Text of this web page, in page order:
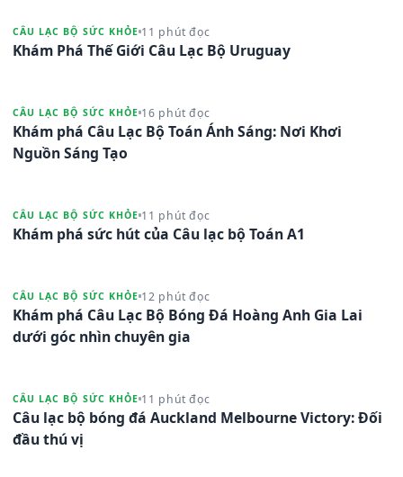
CÂU LẠC BỘ SỨC KHỎE 11 phút đọc
Khám Phá Thế Giới Câu Lạc Bộ Uruguay
CÂU LẠC BỘ SỨC KHỎE 16 phút đọc
Khám phá Câu Lạc Bộ Toán Ánh Sáng: Nơi Khơi
Nguồn Sáng Tạo
CÂU LẠC BỘ SỨC KHỎE 11 phút đọc
Khám phá sức hút của Câu lạc bộ Toán A1
CÂU LẠC BỘ SỨC KHỎE 12 phút đọc
Khám phá Câu Lạc Bộ Bóng Đá Hoàng Anh Gia Lai
dưới góc nhìn chuyên gia
CÂU LẠC BỘ SỨC KHỎE 11 phút đọc
Câu lạc bộ bóng đá Auckland Melbourne Victory: Đối
đầu thú vị